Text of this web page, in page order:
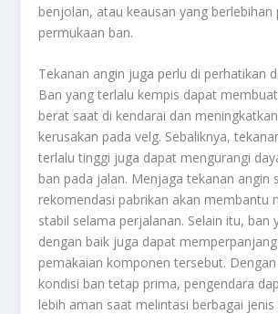
benjolan, atau keausan yang berlebihan
permukaan ban.
Tekanan angin juga perlu di perhatikan
Ban yang terlalu kempis dapat
berat saat di kendarai dan
kerusakan pada velg. Sebaliknya,
terlalu tinggi juga dapat mengurangi
ban pada jalan. Menjaga tekanan angin
rekomendasi pabrikan akan membantu
stabil selama perjalanan. Selain itu, ban
dengan baik juga dapat
pemakaian komponen tersebut.
kondisi ban tetap prima, pengendara
lebih aman saat melintasi berbagai jenis